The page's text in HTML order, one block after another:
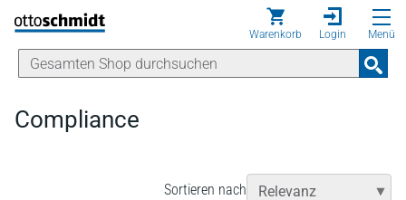
Direkt zum Inhalt
Warenkorb Login Menü
Compliance
Sortieren nach